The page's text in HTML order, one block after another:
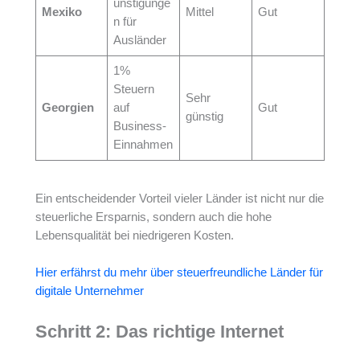
Mexiko
ünstigunge
n für
Ausländer
Mittel Gut
Georgien
1%
Steuern
auf
Business-
Einnahmen
Sehr
günstig
Gut
Ein entscheidender Vorteil vieler Länder ist nicht nur die
steuerliche Ersparnis, sondern auch die hohe
Lebensqualität bei niedrigeren Kosten.
Hier erfährst du mehr über steuerfreundliche Länder für
digitale Unternehmer
Schritt 2: Das richtige Internet